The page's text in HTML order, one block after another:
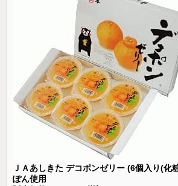
ＪＡあしきた デコポンゼリー (6個入り(化
ぽん使用